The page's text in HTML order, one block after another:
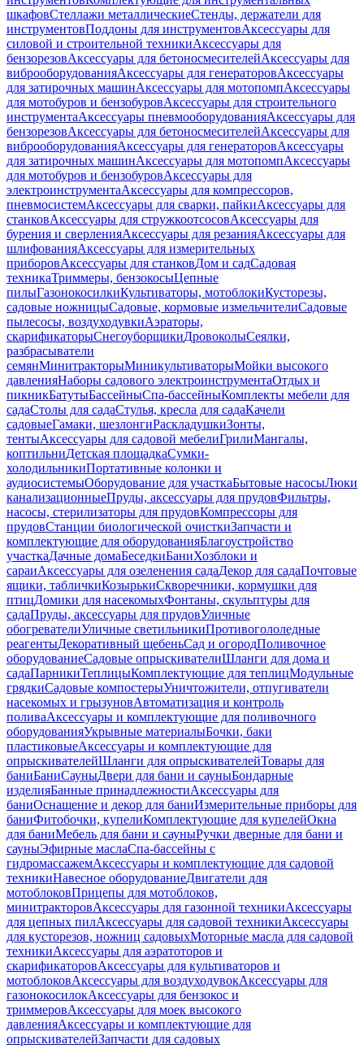
шкафовСтеллажи металлическиеСтенды, держатели для
инструментовПоддоны для инструментовАксессуары для
силовой и строительной техникиАксессуары для
бензорезовАксессуары для бетоносмесителейАксессуары для
виброоборудованияАксессуары для генераторовАксессуары
для затирочных машинАксессуары для мотопомпАксессуары
для мотобуров и бензобуровАксессуары для строительного
инструментаАксессуары пневмооборудованияАксессуары для
бензорезовАксессуары для бетоносмесителейАксессуары для
виброоборудованияАксессуары для генераторовАксессуары
для затирочных машинАксессуары для мотопомпАксессуары
для мотобуров и бензобуровАксессуары для
электроинструментаАксессуары для компрессоров,
пневмосистемАксессуары для сварки, пайкиАксессуары для
станковАксессуары для стружкоотсосовАксессуары для
бурения и сверленияАксессуары для резанияАксессуары для
шлифованияАксессуары для измерительных
приборовАксессуары для станковДом и садСадовая
техникаТриммеры, бензокосыЦепные
пилыГазонокосилкиКультиваторы, мотоблокиКусторезы,
садовые ножницыСадовые, кормовые измельчителиСадовые
пылесосы, воздуходувкиАэраторы,
скарификаторыСнегоуборщикиДровоколыСеялки,
разбрасыватели
семянМинитракторыМиникультиваторыМойки высокого
давленияНаборы садового электроинструментаОтдых и
пикникБатутыБассейныСпа-бассейныКомплекты мебели для
садаСтолы для садаСтулья, кресла для садаКачели
садовыеГамаки, шезлонгиРаскладушкиЗонты,
тентыАксессуары для садовой мебелиГрилиМангалы,
коптильниДетская площадкаСумки-
холодильникиПортативные колонки и
аудиосистемыОборудование для участкаБытовые насосыЛюки
канализационныеПруды, аксессуары для прудовФильтры,
насосы, стерилизаторы для прудовКомпрессоры для
прудовСтанции биологической очисткиЗапчасти и
комплектующие для оборудованияБлагоустройство
участкаДачные домаБеседкиБаниХозблоки и
сараиАксессуары для озеленения садаДекор для садаПочтовые
ящики, табличкиКозырькиСкворечники, кормушки для
птицДомики для насекомыхФонтаны, скульптуры для
садаПруды, аксессуары для прудовУличные
обогревателиУличные светильникиПротивогололедные
реагентыДекоративный щебеньСад и огородПоливочное
оборудованиеСадовые опрыскивателиШланги для дома и
садаПарникиТеплицыКомплектующие для теплицМодульные
грядкиСадовые компостерыУничтожители, отпугиватели
насекомых и грызуновАвтоматизация и контроль
поливаАксессуары и комплектующие для поливочного
оборудованияУкрывные материалыБочки, баки
пластиковыеАксессуары и комплектующие для
опрыскивателейШланги для опрыскивателейТовары для
баниБаниСауныДвери для бани и сауныБондарные
изделияБанные принадлежностиАксессуары для
баниОснащение и декор для баниИзмерительные приборы для
баниФитобочки, купелиКомплектующие для купелейОкна
для баниМебель для бани и сауныРучки дверные для бани и
сауныЭфирные маслаСпа-бассейны с
гидромассажемАксессуары и комплектующие для садовой
техникиНавесное оборудованиеДвигатели для
мотоблоковПрицепы для мотоблоков,
минитракторовАксессуары для газонной техникиАксессуары
для цепных пилАксессуары для садовой техникиАксессуары
для кусторезов, ножниц садовыхМоторные масла для садовой
техникиАксессуары для аэратоторов и
скарификаторовАксессуары для культиваторов и
мотоблоковАксессуары для воздуходувокАксессуары для
газонокосилокАксессуары для бензокос и
триммеровАксессуары для моек высокого
давленияАксессуары и комплектующие для
опрыскивателейЗапчасти для садовых